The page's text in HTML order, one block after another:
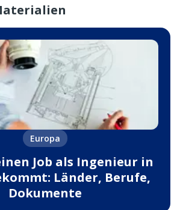
Europa
Job als Ingenieur in
Länder, Berufe,
Dokumente